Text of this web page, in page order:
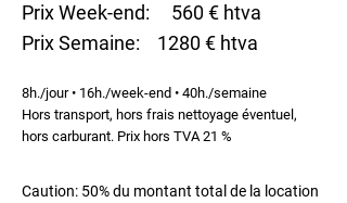
Prix Week-end: 560 € htva
Prix Semaine: 1280 € htva
8h./jour • 16h./week-end • 40h./semaine
Hors transport, hors frais nettoyage éventuel,
hors carburant. Prix hors TVA 21 %
Caution: 50% du montant total de la location